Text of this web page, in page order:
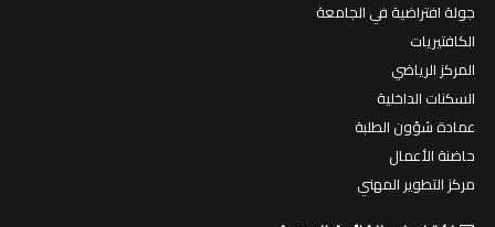
الحياة في جامعة القدس
الحياة في الجامعة
جولة افتراضية في الجامعة
الكافتيريات
المركز الرياضي
السكنات الداخلية